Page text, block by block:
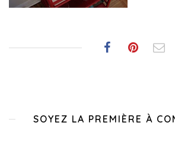
SOYEZ LA PREMIÈRE À